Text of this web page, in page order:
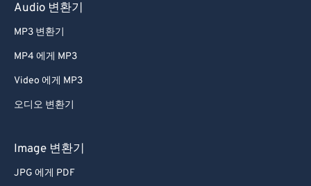
Audio 변환기
MP3 변환기
MP4 에게 MP3
Video 에게 MP3
오디오 변환기
Image 변환기
JPG 에게 PDF